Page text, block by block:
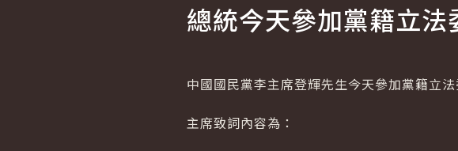
總統今天參加黨籍立
中國國民黨李主席登輝先生今天參加黨籍立
主席致詞內容為：